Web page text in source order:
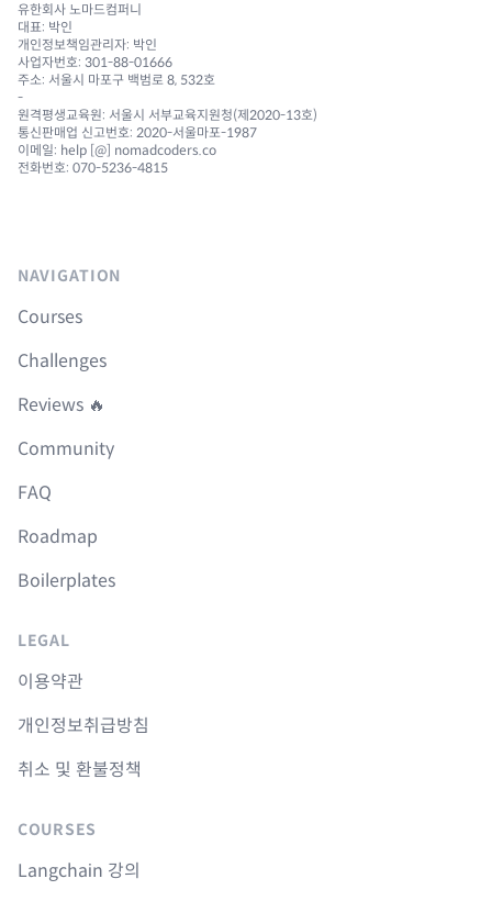
유한회사 노마드컴퍼니
대표: 박인
개인정보책임관리자: 박인
사업자번호: 301-88-01666
주소: 서울시 마포구 백범로 8, 532호
-
원격평생교육원: 서울시 서부교육지원청(제2020-13호)
통신판매업 신고번호: 2020-서울마포-1987
이메일: help [@] nomadcoders.co
전화번호: 070-5236-4815
NAVIGATION
Courses
Challenges
Reviews 🔥
Community
FAQ
Roadmap
Boilerplates
LEGAL
이용약관
개인정보취급방침
취소 및 환불정책
COURSES
Langchain 강의